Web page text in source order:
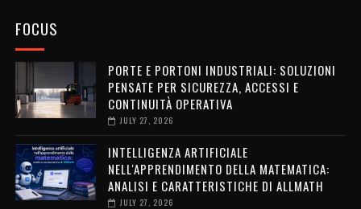
FOCUS
PORTE E PORTONI INDUSTRIALI: SOLUZIONI
PENSATE PER SICUREZZA, ACCESSI E
CONTINUITÀ OPERATIVA
JULY 27, 2026
INTELLIGENZA ARTIFICIALE
NELL'APPRENDIMENTO DELLA MATEMATICA:
ANALISI E CARATTERISTICHE DI ALLMATH
JULY 27, 2026